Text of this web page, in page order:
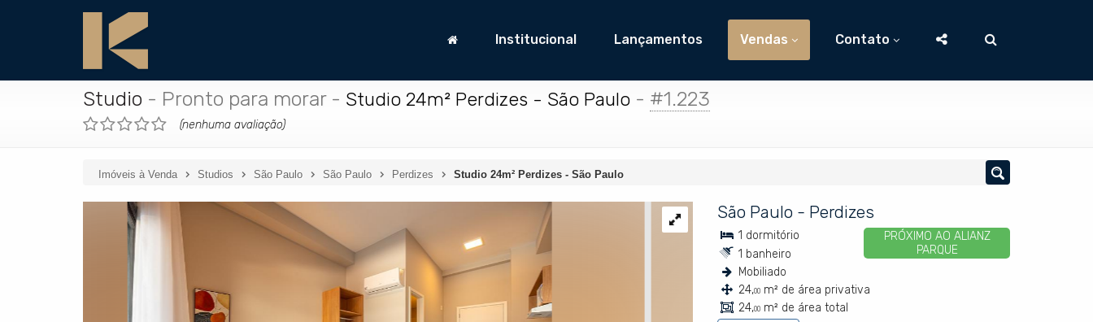
Institucional Lançamentos Vendas Contato
Studio - Pronto para morar- Studio 24m² Perdizes - São Paulo - #1.223
(nenhuma avaliação)
Imóveis à Venda Studios São Paulo São Paulo Perdizes Studio 24m² Perdizes - São Paulo
São Paulo - Perdizes
PRÓXIMO AO ALIANZ
PARQUE
1 dormitório
1 banheiro
Mobiliado
24,00 m² de área privativa
24,00 m² de área total